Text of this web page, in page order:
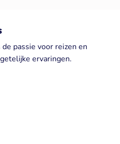
passie voor reizen en
ervaringen.